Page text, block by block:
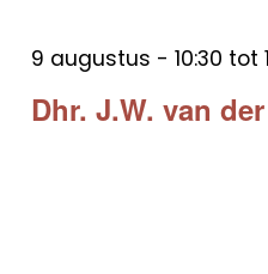
Dhr. J.W. van
9 augustus - 10:30 tot